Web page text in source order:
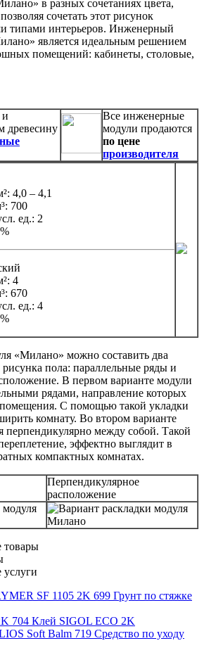
в разных сочетаниях цвета,
сочетать этот рисунок
типами интерьеров. Инженерный
является идеальным решением
помещений: кабинеты, столовые,
древесину
Все инженерные
модули продаются
по цене
производителя
4,0 – 4,1
700
ед.: 2
4
670
ед.: 4
«Милано» можно составить два
пола: параллельные ряды и
В первом варианте модули
рядами, направление которых
помещения. С помощью такой укладки
комнату. Во втором варианте
перпендикулярно между собой. Такой
эффектно выглядит в
компактных комнатах.
Перпендикулярное
расположение
товары
Грунт по стяжке
Клей SIGOL ECO 2K
Средство по уходу